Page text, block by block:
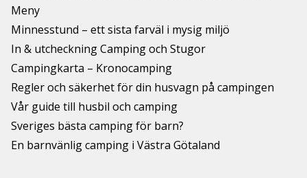
Meny
Minnesstund – ett sista farväl i mysig miljö
In & utcheckning Camping och Stugor
Campingkarta – Kronocamping
Regler och säkerhet för din husvagn på campingen
Vår guide till husbil och camping
Sveriges bästa camping för barn?
En barnvänlig camping i Västra Götaland